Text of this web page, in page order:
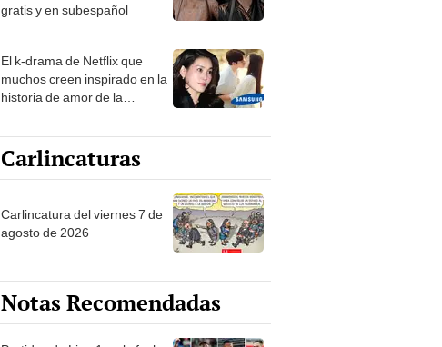
gratis y en subespañol
El k-drama de Netflix que
muchos creen inspirado en la
historia de amor de la
Carlincaturas
Carlincatura del viernes 7 de
agosto de 2026
Notas Recomendadas